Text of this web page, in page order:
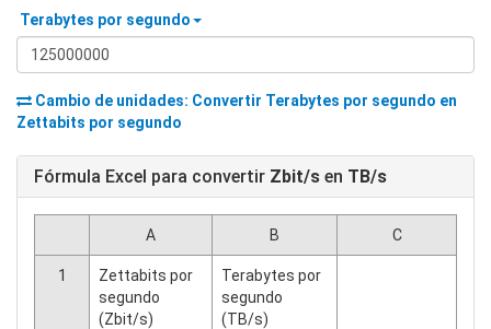
Terabytes por segundo
Cambio de unidades: Convertir Terabytes por segundo en
Zettabits por segundo
Fórmula Excel para convertir Zbit/s en TB/s
A B C
1
Zettabits por
segundo
(Zbit/s)
Terabytes por
segundo
(TB/s)